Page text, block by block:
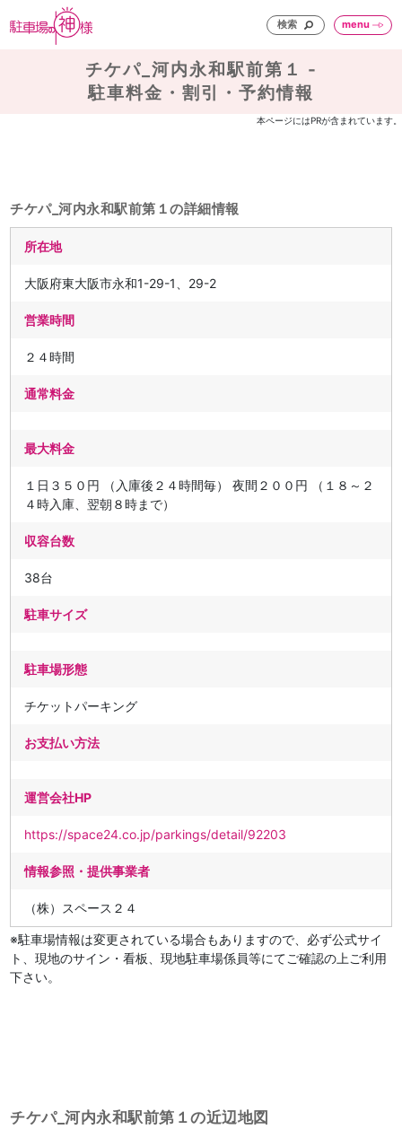
検索 menu
チケパ_河内永和駅前第１ -
駐車料金・割引・予約情報
本ページにはPRが含まれています。
チケパ_河内永和駅前第１の詳細情報
所在地
大阪府東大阪市永和1-29-1、29-2
営業時間
２４時間
通常料金
最大料金
１日３５０円 （入庫後２４時間毎） 夜間２００円 （１８～２
４時入庫、翌朝８時まで）
収容台数
38台
駐車サイズ
駐車場形態
チケットパーキング
お支払い方法
運営会社HP
https://space24.co.jp/parkings/detail/92203
情報参照・提供事業者
（株）スペース２４
※駐車場情報は変更されている場合もありますので、必ず公式サイ
ト、現地のサイン・看板、現地駐車場係員等にてご確認の上ご利用
下さい。
チケパ_河内永和駅前第１の近辺地図